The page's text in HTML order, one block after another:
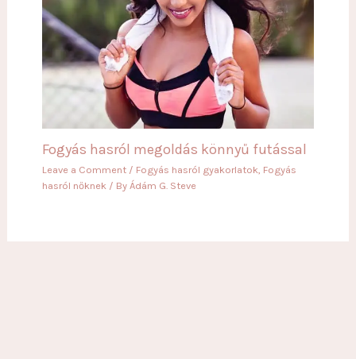
Fogyás hasról megoldás könnyű futással
Leave a Comment / Fogyás hasról gyakorlatok Fogyás
hasról nőknek / By Ádám G. Steve